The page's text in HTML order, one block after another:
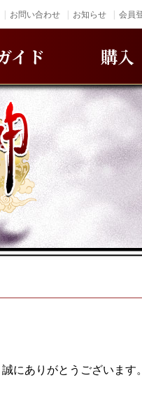
お問い合わせ お知らせ 会員
イド 購入
にありがとうございます